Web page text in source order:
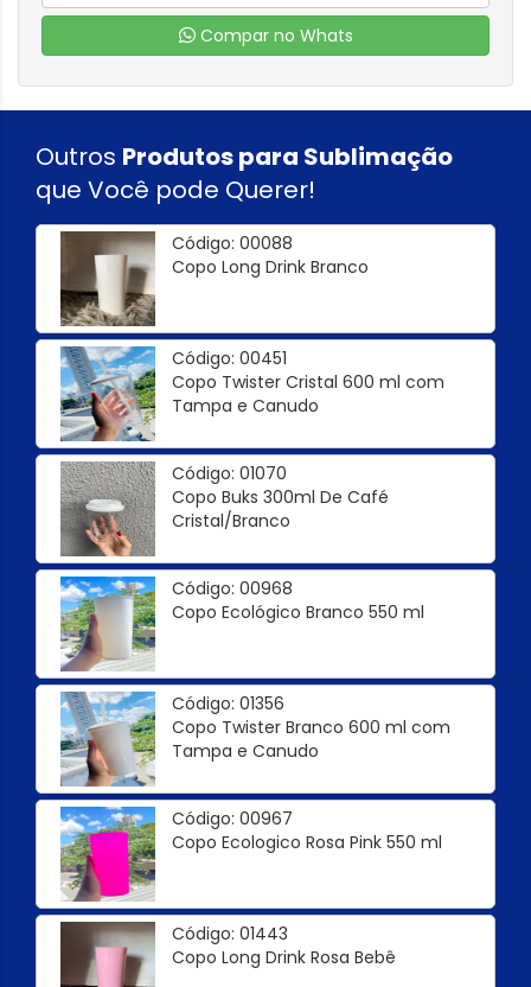
Compar no Whats
Outros Produtos para Sublimação
que Você pode Querer!
Código: 00088
Copo Long Drink Branco
Código: 00451
Copo Twister Cristal 600 ml com
Tampa e Canudo
Código: 01070
Copo Buks 300ml De Café
Cristal/Branco
Código: 00968
Copo Ecológico Branco 550 ml
Código: 01356
Copo Twister Branco 600 ml com
Tampa e Canudo
Código: 00967
Copo Ecologico Rosa Pink 550 ml
Código: 01443
Copo Long Drink Rosa Bebê